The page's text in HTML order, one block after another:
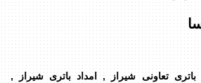
باتری تعاونی شیراز , امداد باتری شیراز ,